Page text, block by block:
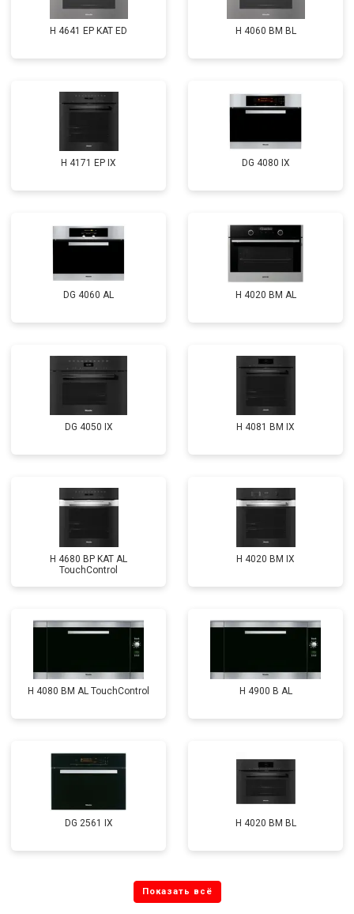
H 4641 EP KAT ED H 4060 BM BL
H 4171 EP IX DG 4080 IX
DG 4060 AL H 4020 BM AL
DG 4050 IX H 4081 ВМ IX
H 4680 BP KAT AL
TouchControl
H 4020 BM IX
H 4080 BM AL TouchControl H 4900 B AL
DG 2561 IX H 4020 BM BL